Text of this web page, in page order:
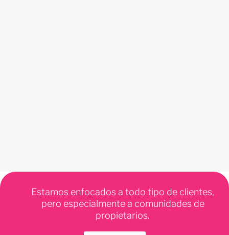
Estamos enfocados a todo tipo de clientes,
pero especialmente a comunidades de
propietarios.